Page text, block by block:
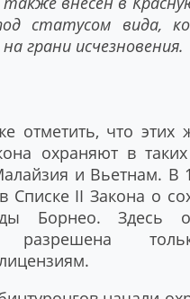
статусом вида,
на грани исчезновения.
отметить, что этих
охраняют в таких
и Вьетнам. В
Списке II Закона о
Борнео. Здесь
разрешена